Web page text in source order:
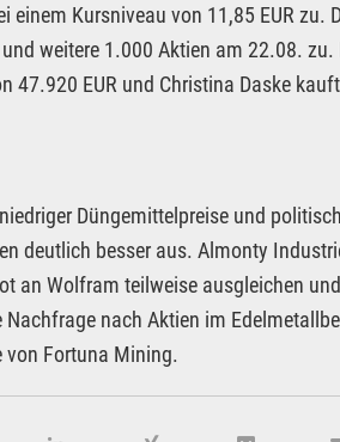
einem Kursniveau von 11,85 EUR zu.
weitere 1.000 Aktien am 22.08. zu.
47.920 EUR und Christina Daske
Düngemittelpreise und
deutlich besser aus. Almonty
an Wolfram teilweise ausgleichen
nach Aktien im
von Fortuna Mining.